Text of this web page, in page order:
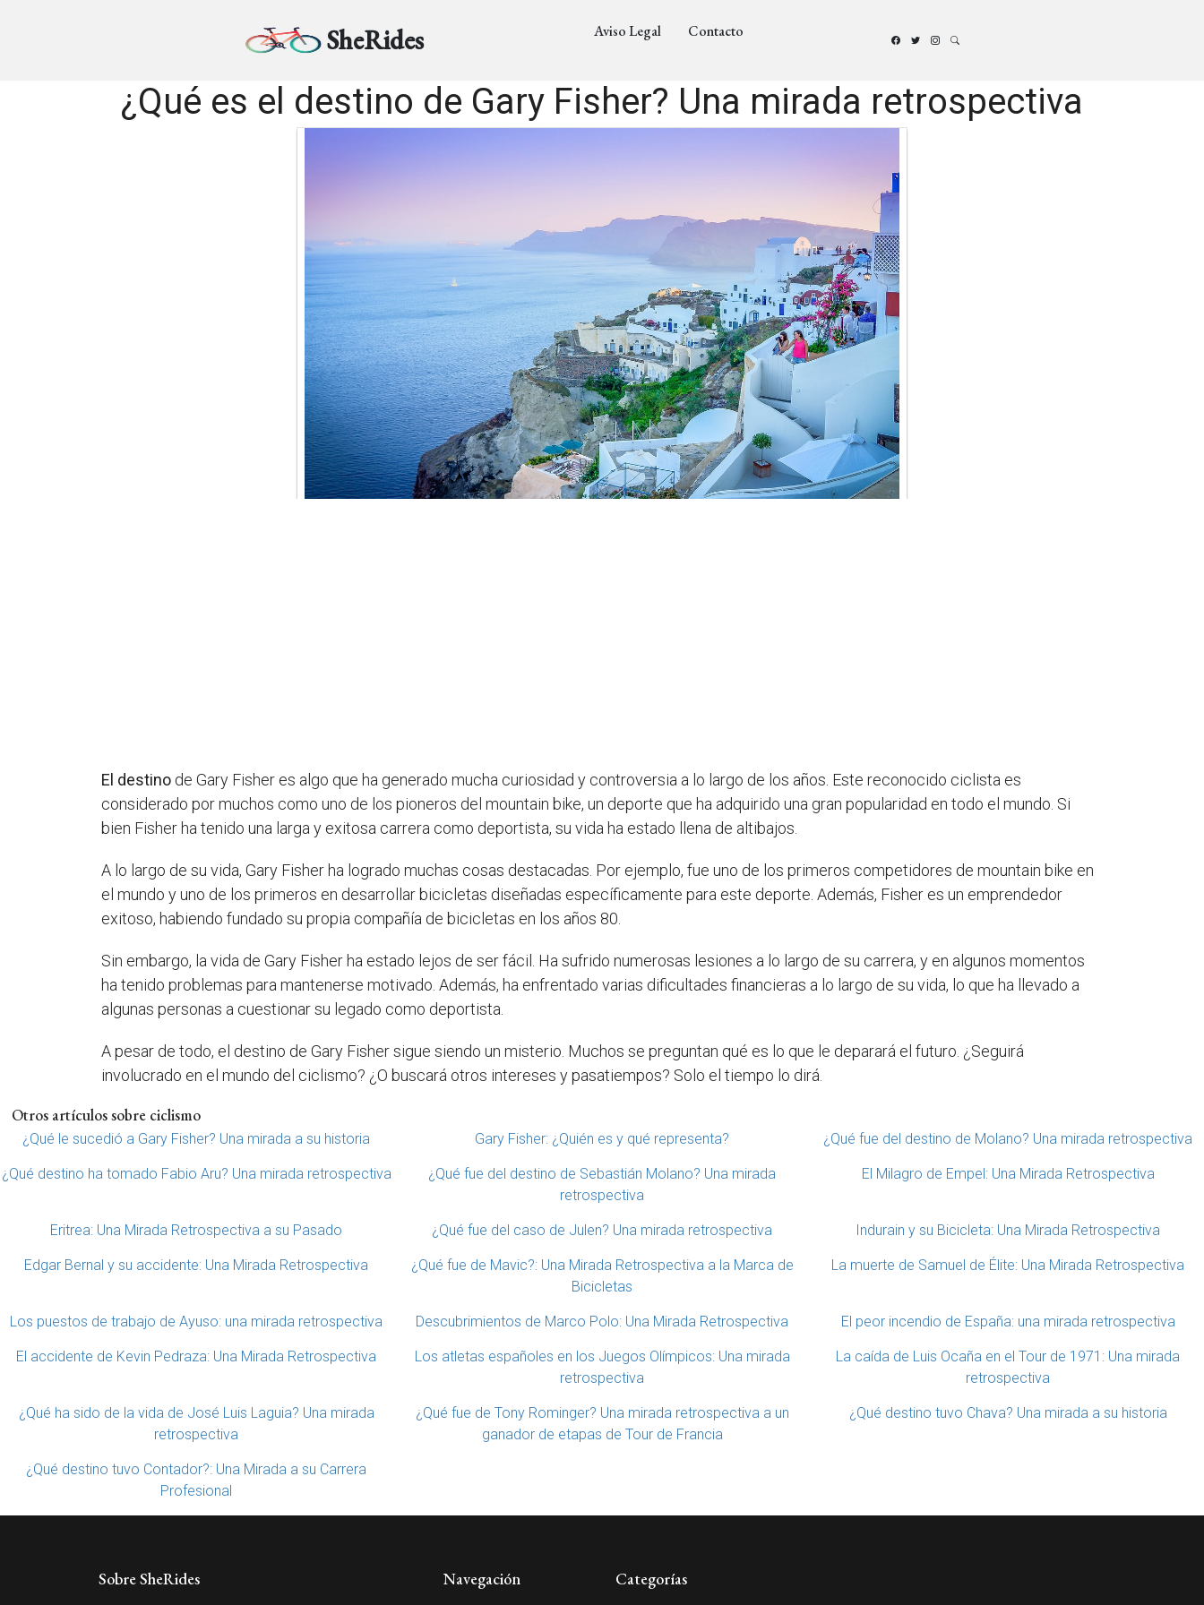
SheRides Aviso Legal Contacto
¿Qué es el destino de Gary Fisher? Una mirada retrospectiva
El destino de Gary Fisher es algo que ha generado mucha curiosidad y controversia a lo largo de los años. Este reconocido ciclista es
considerado por muchos como uno de los pioneros del mountain bike, un deporte que ha adquirido una gran popularidad en todo el mundo. Si
bien Fisher ha tenido una larga y exitosa carrera como deportista, su vida ha estado llena de altibajos.
A lo largo de su vida, Gary Fisher ha logrado muchas cosas destacadas. Por ejemplo, fue uno de los primeros competidores de mountain bike en
el mundo y uno de los primeros en desarrollar bicicletas diseñadas específicamente para este deporte. Además, Fisher es un emprendedor
exitoso, habiendo fundado su propia compañía de bicicletas en los años 80.
Sin embargo, la vida de Gary Fisher ha estado lejos de ser fácil. Ha sufrido numerosas lesiones a lo largo de su carrera, y en algunos momentos
ha tenido problemas para mantenerse motivado. Además, ha enfrentado varias dificultades financieras a lo largo de su vida, lo que ha llevado a
algunas personas a cuestionar su legado como deportista.
A pesar de todo, el destino de Gary Fisher sigue siendo un misterio. Muchos se preguntan qué es lo que le deparará el futuro. ¿Seguirá
involucrado en el mundo del ciclismo? ¿O buscará otros intereses y pasatiempos? Solo el tiempo lo dirá.
Otros artículos sobre ciclismo
¿Qué le sucedió a Gary Fisher? Una mirada a su historia Gary Fisher: ¿Quién es y qué representa? ¿Qué fue del destino de Molano? Una mirada retrospectiva
¿Qué destino ha tomado Fabio Aru? Una mirada retrospectiva
¿Qué fue del destino de Sebastián Molano? Una mirada
retrospectiva
El Milagro de Empel: Una Mirada Retrospectiva
Eritrea: Una Mirada Retrospectiva a su Pasado ¿Qué fue del caso de Julen? Una mirada retrospectiva Indurain y su Bicicleta: Una Mirada Retrospectiva
Edgar Bernal y su accidente: Una Mirada Retrospectiva
¿Qué fue de Mavic?: Una Mirada Retrospectiva a la Marca de
Bicicletas
La muerte de Samuel de Élite: Una Mirada Retrospectiva
Los puestos de trabajo de Ayuso: una mirada retrospectiva Descubrimientos de Marco Polo: Una Mirada Retrospectiva El peor incendio de España: una mirada retrospectiva
El accidente de Kevin Pedraza: Una Mirada Retrospectiva
Los atletas españoles en los Juegos Olímpicos: Una mirada
retrospectiva
La caída de Luis Ocaña en el Tour de 1971: Una mirada
retrospectiva
¿Qué ha sido de la vida de José Luis Laguia? Una mirada
retrospectiva
¿Qué fue de Tony Rominger? Una mirada retrospectiva a un
ganador de etapas de Tour de Francia
¿Qué destino tuvo Chava? Una mirada a su historia
¿Qué destino tuvo Contador?: Una Mirada a su Carrera
Profesional
Sobre SheRides Navegación Categorías